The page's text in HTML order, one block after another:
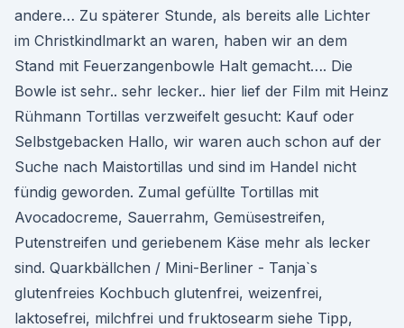
andere… Zu späterer Stunde, als bereits alle Lichter
im Christkindlmarkt an waren, haben wir an dem
Stand mit Feuerzangenbowle Halt gemacht…. Die
Bowle ist sehr.. sehr lecker.. hier lief der Film mit Heinz
Rühmann Tortillas verzweifelt gesucht: Kauf oder
Selbstgebacken Hallo, wir waren auch schon auf der
Suche nach Maistortillas und sind im Handel nicht
fündig geworden. Zumal gefüllte Tortillas mit
Avocadocreme, Sauerrahm, Gemüsestreifen,
Putenstreifen und geriebenem Käse mehr als lecker
sind. Quarkbällchen / Mini-Berliner - Tanja`s
glutenfreies Kochbuch glutenfrei, weizenfrei,
laktosefrei, milchfrei und fruktosearm siehe Tipp,